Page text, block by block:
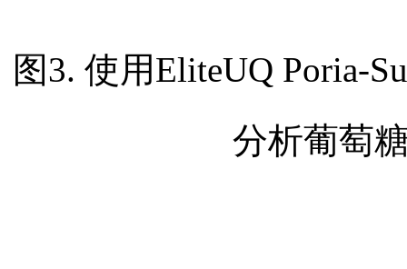
图3. 使用EliteUQ Poria-
分析葡萄